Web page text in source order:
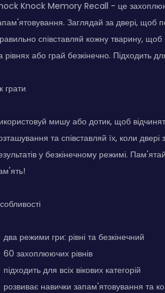
Knock Memory Recall - це
Заглядай за двері, щоб
співставляй кожну тварину,
рівнях або грай безкінечно. Підходить
грати
мишу або дотик, щоб
та співставляй їх, коли
у безкінечному режимі.
режими гри: рівні та безкінечний
захоплюючих рівнів
для всіх вікових категорій
навички запам'ятовування та